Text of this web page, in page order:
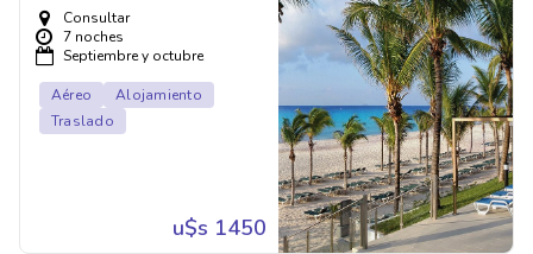
Consultar
7 noches
Septiembre y octubre
Aéreo
Alojamiento
Traslado
u$s 1450